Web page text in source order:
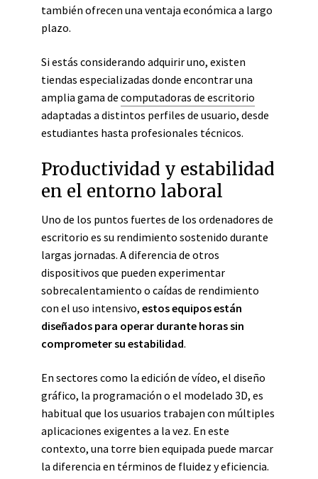
también ofrecen una ventaja económica a largo
plazo.
Si estás considerando adquirir uno, existen
tiendas especializadas donde encontrar una
amplia gama de computadoras de escritorio
adaptadas a distintos perfiles de usuario, desde
estudiantes hasta profesionales técnicos.
Productividad y estabilidad
en el entorno laboral
Uno de los puntos fuertes de los ordenadores de
escritorio es su rendimiento sostenido durante
largas jornadas. A diferencia de otros
dispositivos que pueden experimentar
sobrecalentamiento o caídas de rendimiento
con el uso intensivo, estos equipos están
diseñados para operar durante horas sin
comprometer su estabilidad.
En sectores como la edición de vídeo, el diseño
gráfico, la programación o el modelado 3D, es
habitual que los usuarios trabajen con múltiples
aplicaciones exigentes a la vez. En este
contexto, una torre bien equipada puede marcar
la diferencia en términos de fluidez y eficiencia.